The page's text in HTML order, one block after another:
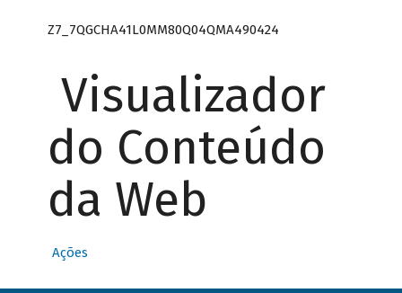
Z7_7QGCHA41L0MM80Q04QMA490424
Visualizador
do Conteúdo
da Web
Ações